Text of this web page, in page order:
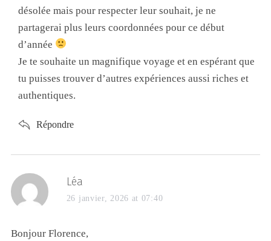
désolée mais pour respecter leur souhait, je ne
partagerai plus leurs coordonnées pour ce début
d’année
Je te souhaite un magnifique voyage et en espérant que
tu puisses trouver d’autres expériences aussi riches et
authentiques.
Répondre
Léa
26 janvier, 2026 at 07:40
Bonjour Florence,